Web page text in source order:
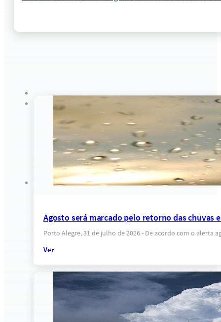
Agosto será marcado pelo retorno das chuvas
Porto Alegre, 31 de julho de 2026 - De acordo com o alerta
Ver